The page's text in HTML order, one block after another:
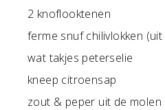
2 knoflooktenen
ferme snuf chilivlokken
wat takjes peterselie
kneep citroensap
zout & peper uit de molen